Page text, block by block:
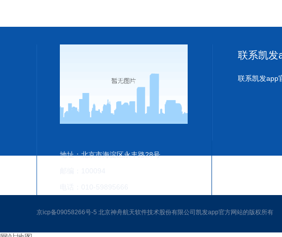
地址：北京市海淀区永丰路28号
联系凯发
联系凯发app
京icp备09058266号-5 北京神舟航天软件技术股份有限公司凯发app官方网站的版权所有